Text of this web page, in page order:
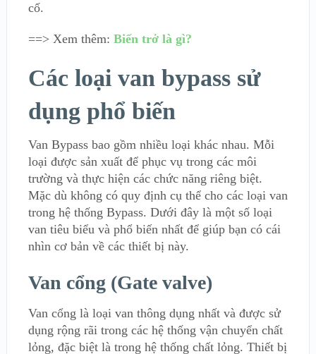
cố.
==> Xem thêm: Biến trở là gì?
Các loại van bypass sử
dụng phổ biến
Van Bypass bao gồm nhiều loại khác nhau. Mỗi
loại được sản xuất để phục vụ trong các môi
trường và thực hiện các chức năng riêng biệt.
Mặc dù không có quy định cụ thể cho các loại van
trong hệ thống Bypass. Dưới đây là một số loại
van tiêu biểu và phổ biến nhất để giúp bạn có cái
nhìn cơ bản về các thiết bị này.
Van cổng (Gate valve)
Van cổng là loại van thông dụng nhất và được sử
dụng rộng rãi trong các hệ thống vận chuyển chất
lỏng, đặc biệt là trong hệ thống chất lỏng. Thiết bị